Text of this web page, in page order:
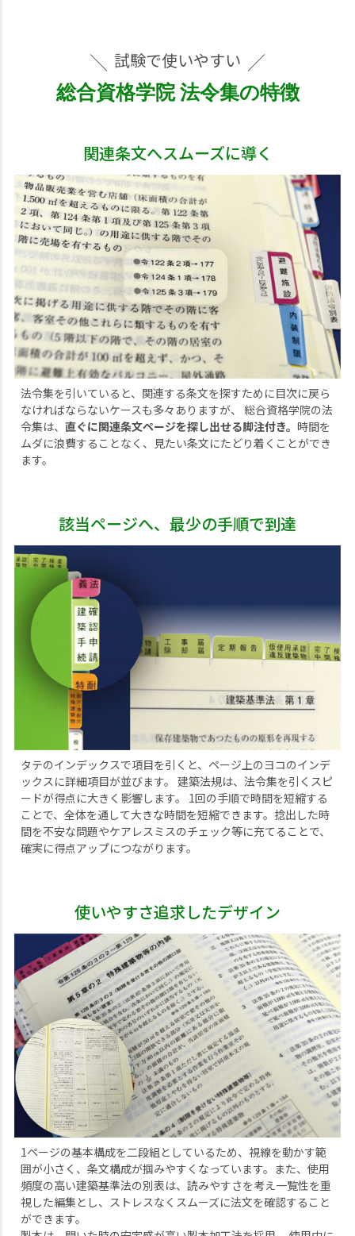
試験で使いやすい
総合資格学院 法令集の特徴
関連条文へスムーズに導く
法令集を引いていると、関連する条文を探すために目次に戻ら
なければならないケースも多々ありますが、 総合資格学院の法
令集は、 直ぐに関連条文ページを探し出せる脚注付き。 時間を
ムダに浪費することなく、見たい条文にたどり着くことができ
ます。
該当ページへ、最少の手順で到達
タテのインデックスで項目を引くと、ページ上のヨコのインデ
ックスに詳細項目が並びます。 建築法規は、法令集を引くスピ
ードが得点に大きく影響します。 1回の手順で時間を短縮する
ことで、全体を通して大きな時間を短縮できます。捻出した時
間を不安な問題やケアレスミスのチェック等に充てることで、
確実に得点アップにつながります。
使いやすさ追求したデザイン
1ページの基本構成を二段組としているため、視線を動かす範
囲が小さく、条文構成が掴みやすくなっています。また、使用
頻度の高い建築基準法の別表は、読みやすさを考え一覧性を重
視した編集とし、ストレスなくスムーズに法文を確認すること
ができます。